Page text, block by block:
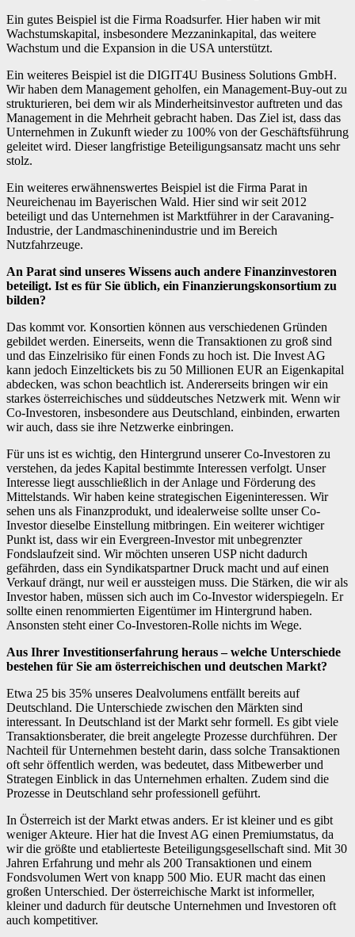
Ein gutes Beispiel ist die Firma Roadsurfer. Hier haben wir mit
Wachstumskapital, insbesondere Mezzaninkapital, das weitere
Wachstum und die Expansion in die USA unterstützt.
Ein weiteres Beispiel ist die DIGIT4U Business Solutions GmbH.
Wir haben dem Management geholfen, ein Management-Buy-out zu
strukturieren, bei dem wir als Minderheitsinvestor auftreten und das
Management in die Mehrheit gebracht haben. Das Ziel ist, dass das
Unternehmen in Zukunft wieder zu 100% von der Geschäftsführung
geleitet wird. Dieser langfristige Beteiligungsansatz macht uns sehr
stolz.
Ein weiteres erwähnenswertes Beispiel ist die Firma Parat in
Neureichenau im Bayerischen Wald. Hier sind wir seit 2012
beteiligt und das Unternehmen ist Marktführer in der Caravaning-
Industrie, der Landmaschinenindustrie und im Bereich
Nutzfahrzeuge.
An Parat sind unseres Wissens auch andere Finanzinvestoren
beteiligt. Ist es für Sie üblich, ein Finanzierungskonsortium zu
bilden?
Das kommt vor. Konsortien können aus verschiedenen Gründen
gebildet werden. Einerseits, wenn die Transaktionen zu groß sind
und das Einzelrisiko für einen Fonds zu hoch ist. Die Invest AG
kann jedoch Einzeltickets bis zu 50 Millionen EUR an Eigenkapital
abdecken, was schon beachtlich ist. Andererseits bringen wir ein
starkes österreichisches und süddeutsches Netzwerk mit. Wenn wir
Co-Investoren, insbesondere aus Deutschland, einbinden, erwarten
wir auch, dass sie ihre Netzwerke einbringen.
Für uns ist es wichtig, den Hintergrund unserer Co-Investoren zu
verstehen, da jedes Kapital bestimmte Interessen verfolgt. Unser
Interesse liegt ausschließlich in der Anlage und Förderung des
Mittelstands. Wir haben keine strategischen Eigeninteressen. Wir
sehen uns als Finanzprodukt, und idealerweise sollte unser Co-
Investor dieselbe Einstellung mitbringen. Ein weiterer wichtiger
Punkt ist, dass wir ein Evergreen-Investor mit unbegrenzter
Fondslaufzeit sind. Wir möchten unseren USP nicht dadurch
gefährden, dass ein Syndikatspartner Druck macht und auf einen
Verkauf drängt, nur weil er aussteigen muss. Die Stärken, die wir als
Investor haben, müssen sich auch im Co-Investor widerspiegeln. Er
sollte einen renommierten Eigentümer im Hintergrund haben.
Ansonsten steht einer Co-Investoren-Rolle nichts im Wege.
Aus Ihrer Investitionserfahrung heraus – welche Unterschiede
bestehen für Sie am österreichischen und deutschen Markt?
Etwa 25 bis 35% unseres Dealvolumens entfällt bereits auf
Deutschland. Die Unterschiede zwischen den Märkten sind
interessant. In Deutschland ist der Markt sehr formell. Es gibt viele
Transaktionsberater, die breit angelegte Prozesse durchführen. Der
Nachteil für Unternehmen besteht darin, dass solche Transaktionen
oft sehr öffentlich werden, was bedeutet, dass Mitbewerber und
Strategen Einblick in das Unternehmen erhalten. Zudem sind die
Prozesse in Deutschland sehr professionell geführt.
In Österreich ist der Markt etwas anders. Er ist kleiner und es gibt
weniger Akteure. Hier hat die Invest AG einen Premiumstatus, da
wir die größte und etablierteste Beteiligungsgesellschaft sind. Mit 30
Jahren Erfahrung und mehr als 200 Transaktionen und einem
Fondsvolumen Wert von knapp 500 Mio. EUR macht das einen
großen Unterschied. Der österreichische Markt ist informeller,
kleiner und dadurch für deutsche Unternehmen und Investoren oft
auch kompetitiver.